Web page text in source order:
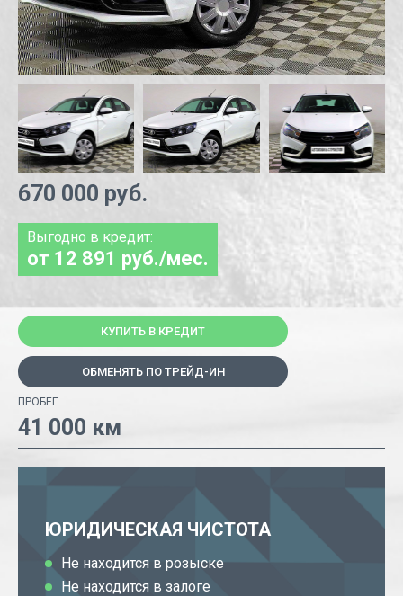
670 000 руб.
Выгодно в кредит:
от 12 891 руб./мес.
КУПИТЬ В КРЕДИТ
ОБМЕНЯТЬ ПО ТРЕЙД-ИН
ПРОБЕГ
41 000 км
ЮРИДИЧЕСКАЯ ЧИСТОТА
Не находится в розыске
Не находится в залоге